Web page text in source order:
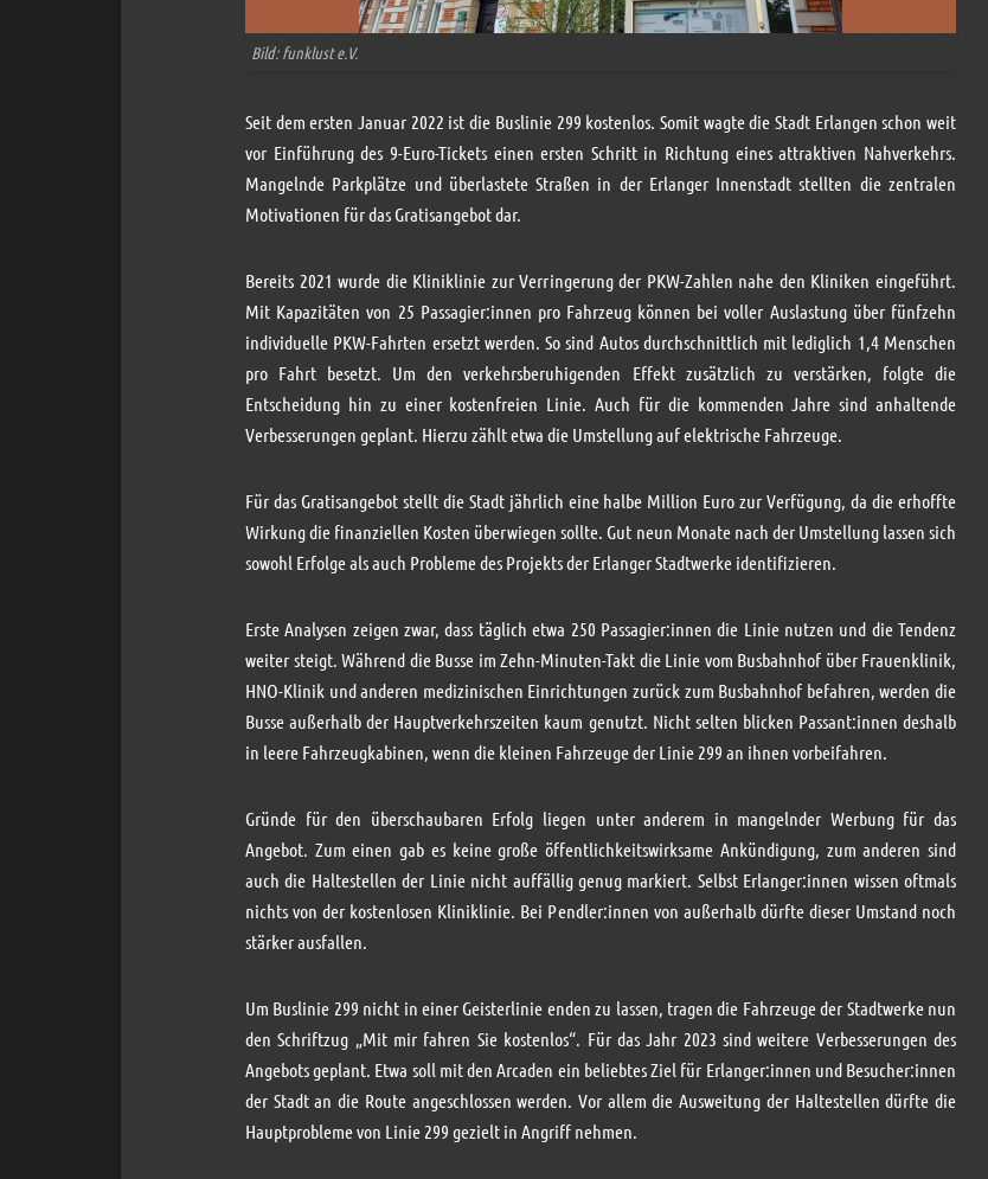
Bild: funklust e.V.
Seit dem ersten Januar 2022 ist die Buslinie 299 kostenlos. Somit wagte die Stadt Erlangen schon weit
vor Einführung des 9-Euro-Tickets einen ersten Schritt in Richtung eines attraktiven Nahverkehrs.
Mangelnde Parkplätze und überlastete Straßen in der Erlanger Innenstadt stellten die zentralen
Motivationen für das Gratisangebot dar.
Bereits 2021 wurde die Kliniklinie zur Verringerung der PKW-Zahlen nahe den Kliniken eingeführt.
Mit Kapazitäten von 25 Passagier:innen pro Fahrzeug können bei voller Auslastung über fünfzehn
individuelle PKW-Fahrten ersetzt werden. So sind Autos durchschnittlich mit lediglich 1,4 Menschen
pro Fahrt besetzt. Um den verkehrsberuhigenden Effekt zusätzlich zu verstärken, folgte die
Entscheidung hin zu einer kostenfreien Linie. Auch für die kommenden Jahre sind anhaltende
Verbesserungen geplant. Hierzu zählt etwa die Umstellung auf elektrische Fahrzeuge.
Für das Gratisangebot stellt die Stadt jährlich eine halbe Million Euro zur Verfügung, da die erhoffte
Wirkung die finanziellen Kosten überwiegen sollte. Gut neun Monate nach der Umstellung lassen sich
sowohl Erfolge als auch Probleme des Projekts der Erlanger Stadtwerke identifizieren.
Erste Analysen zeigen zwar, dass täglich etwa 250 Passagier:innen die Linie nutzen und die Tendenz
weiter steigt. Während die Busse im Zehn-Minuten-Takt die Linie vom Busbahnhof über Frauenklinik,
HNO-Klinik und anderen medizinischen Einrichtungen zurück zum Busbahnhof befahren, werden die
Busse außerhalb der Hauptverkehrszeiten kaum genutzt. Nicht selten blicken Passant:innen deshalb
in leere Fahrzeugkabinen, wenn die kleinen Fahrzeuge der Linie 299 an ihnen vorbeifahren.
Gründe für den überschaubaren Erfolg liegen unter anderem in mangelnder Werbung für das
Angebot. Zum einen gab es keine große öffentlichkeitswirksame Ankündigung, zum anderen sind
auch die Haltestellen der Linie nicht auffällig genug markiert. Selbst Erlanger:innen wissen oftmals
nichts von der kostenlosen Kliniklinie. Bei Pendler:innen von außerhalb dürfte dieser Umstand noch
stärker ausfallen.
Um Buslinie 299 nicht in einer Geisterlinie enden zu lassen, tragen die Fahrzeuge der Stadtwerke nun
den Schriftzug „Mit mir fahren Sie kostenlos“. Für das Jahr 2023 sind weitere Verbesserungen des
Angebots geplant. Etwa soll mit den Arcaden ein beliebtes Ziel für Erlanger:innen und Besucher:innen
der Stadt an die Route angeschlossen werden. Vor allem die Ausweitung der Haltestellen dürfte die
Hauptprobleme von Linie 299 gezielt in Angriff nehmen.